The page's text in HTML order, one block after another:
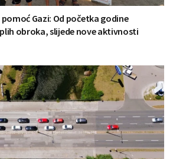
Gazi: Od početka godine
obroka, slijede nove aktivnosti